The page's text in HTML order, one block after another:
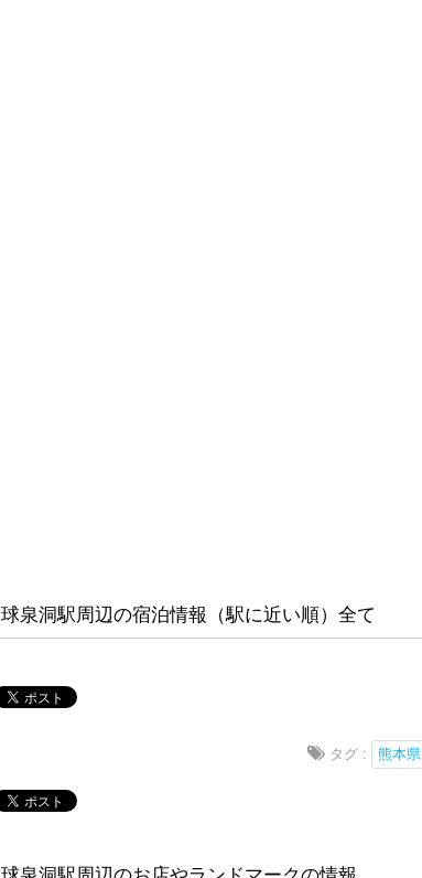
球泉洞駅周辺の宿泊情報（駅に近い順）全て
タグ : 熊本県